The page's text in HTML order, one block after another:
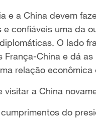
e a China devem
confiáveis uma da
O lado
França-China e dá
relação
visitar a China
do